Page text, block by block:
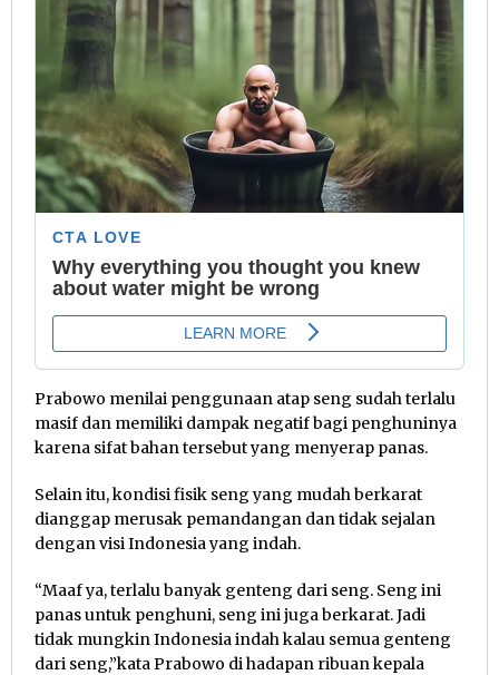
Prabowo menilai penggunaan atap seng sudah terlalu
masif dan memiliki dampak negatif bagi penghuninya
karena sifat bahan tersebut yang menyerap panas.
Selain itu, kondisi fisik seng yang mudah berkarat
dianggap merusak pemandangan dan tidak sejalan
dengan visi Indonesia yang indah.
“Maaf ya, terlalu banyak genteng dari seng. Seng ini
panas untuk penghuni, seng ini juga berkarat. Jadi
tidak mungkin Indonesia indah kalau semua genteng
dari seng,”kata Prabowo di hadapan ribuan kepala